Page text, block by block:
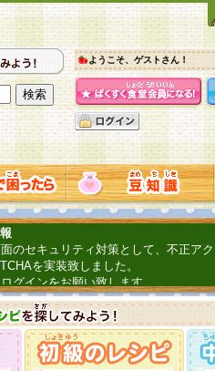
ようこそ、ゲストさん！
のセキュリティ対策として、不正アク
を実装致しました。
グインをお願い致します。
フが簡単レシピを紹介するよ！こちら